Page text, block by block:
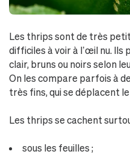
Les thrips sont de très
difficiles à voir à l’œil nu. Ils
clair, bruns ou noirs selon
On les compare parfois à
très fins, qui se déplacent
Les thrips se cachent
sous les feuilles ;